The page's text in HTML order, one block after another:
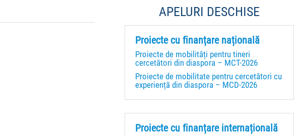
APELURI DESCHISE
Proiecte cu finanțare națională
Proiecte de mobilități pentru tineri
cercetători din diaspora – MCT-2026
Proiecte de mobilitate pentru cercetători cu
experiență din diaspora – MCD-2026
Proiecte cu finanțare internațională